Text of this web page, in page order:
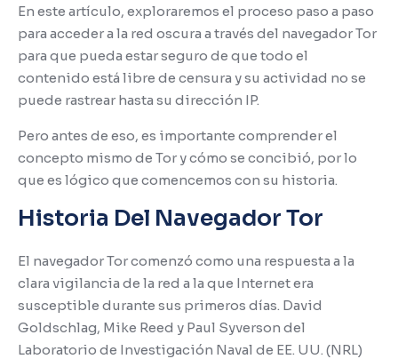
En este artículo, exploraremos el proceso paso a paso
para acceder a la red oscura a través del navegador Tor
para que pueda estar seguro de que todo el
contenido está libre de censura y su actividad no se
puede rastrear hasta su dirección IP.
Pero antes de eso, es importante comprender el
concepto mismo de Tor y cómo se concibió, por lo
que es lógico que comencemos con su historia.
Historia Del Navegador Tor
El navegador Tor comenzó como una respuesta a la
clara vigilancia de la red a la que Internet era
susceptible durante sus primeros días. David
Goldschlag, Mike Reed y Paul Syverson del
Laboratorio de Investigación Naval de EE. UU. (NRL)